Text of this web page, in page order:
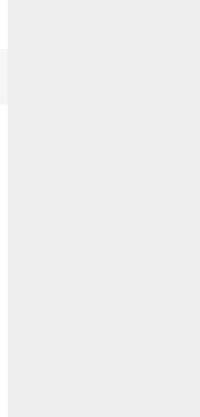
Gaya Komunikasi